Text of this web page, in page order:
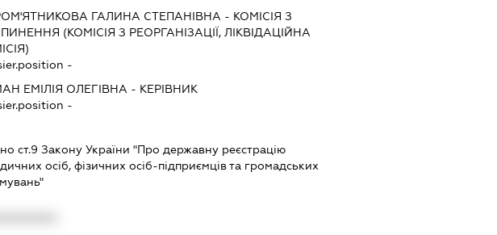
ГАЛИНА СТЕПАНІВНА - КОМІСІЯ З
(КОМІСІЯ З РЕОРГАНІЗАЦІЇ, ЛІКВІДАЦІЙНА
-
ЕМІЛІЯ ОЛЕГІВНА - КЕРІВНИК
-
ст.9 Закону України "Про державну реєстрацію
осіб, фізичних осіб-підприємців та громадських